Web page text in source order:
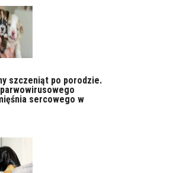
szczeniąt po porodzie.
sercowego w